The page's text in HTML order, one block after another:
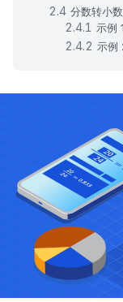
分数转小
示例 1
示例